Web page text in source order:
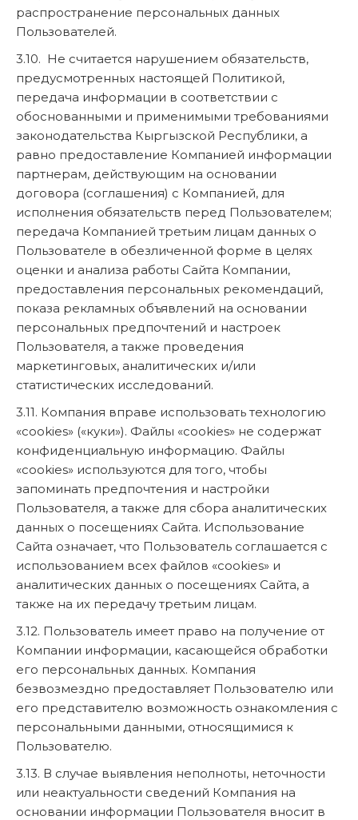
распространение персональных данных
Пользователей.
3.10. Не считается нарушением обязательств,
предусмотренных настоящей Политикой,
передача информации в соответствии с
обоснованными и применимыми требованиями
законодательства Кыргызской Республики, а
равно предоставление Компанией информации
партнерам, действующим на основании
договора (соглашения) с Компанией, для
исполнения обязательств перед Пользователем;
передача Компанией третьим лицам данных о
Пользователе в обезличенной форме в целях
оценки и анализа работы Сайта Компании,
предоставления персональных рекомендаций,
показа рекламных объявлений на основании
персональных предпочтений и настроек
Пользователя, а также проведения
маркетинговых, аналитических и/или
статистических исследований.
3.11. Компания вправе использовать технологию
«cookies» («куки»). Файлы «сookies» не содержат
конфиденциальную информацию. Файлы
«cookies» используются для того, чтобы
запоминать предпочтения и настройки
Пользователя, а также для сбора аналитических
данных о посещениях Сайта. Использование
Сайта означает, что Пользователь соглашается с
использованием всех файлов «cookies» и
аналитических данных о посещениях Сайта, а
также на их передачу третьим лицам.
3.12. Пользователь имеет право на получение от
Компании информации, касающейся обработки
его персональных данных. Компания
безвозмездно предоставляет Пользователю или
его представителю возможность ознакомления с
персональными данными, относящимися к
Пользователю.
3.13. В случае выявления неполноты, неточности
или неактуальности сведений Компания на
основании информации Пользователя вносит в